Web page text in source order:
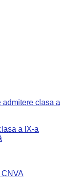
clasa a
a IX-a